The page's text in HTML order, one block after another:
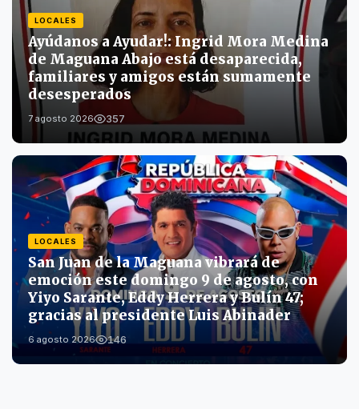
LOCALES
Ayúdanos a Ayudar!: Ingrid Mora Medina
de Maguana Abajo está desaparecida,
familiares y amigos están sumamente
desesperados
7 agosto 2026 357
LOCALES
San Juan de la Maguana vibrará de
emoción este domingo 9 de agosto, con
Yiyo Sarante, Eddy Herrera y Bulín 47;
gracias al presidente Luis Abinader
6 agosto 2026 146